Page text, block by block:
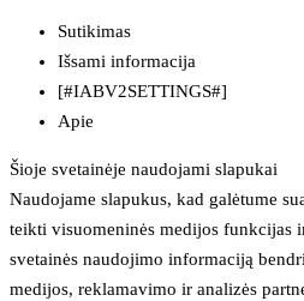
Sutikimas
Išsami informacija
[#IABV2SETTINGS#]
Apie
Šioje svetainėje naudojami slapukai
Naudojame slapukus, kad galėtume
teikti visuomeninės medijos funkcijas
svetainės naudojimo informaciją
medijos, reklamavimo ir analizės